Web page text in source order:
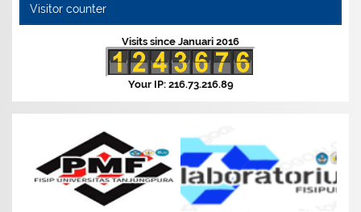
Visitor counter
Visits since Januari 2016
Your IP: 216.73.216.89